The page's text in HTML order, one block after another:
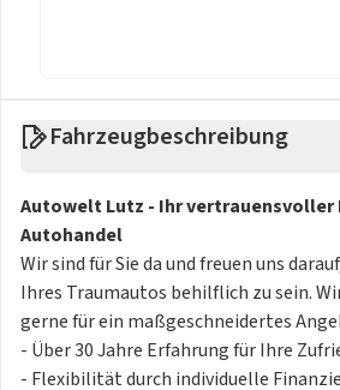
Fahrzeugbeschreibung
Autowelt Lutz - Ihr vertrauensvoller
Autohandel
Wir sind für Sie da und freuen uns
Ihres Traumautos behilflich zu sein.
gerne für ein maßgeschneidertes
- Über 30 Jahre Erfahrung für Ihre
- Flexibilität durch individuelle